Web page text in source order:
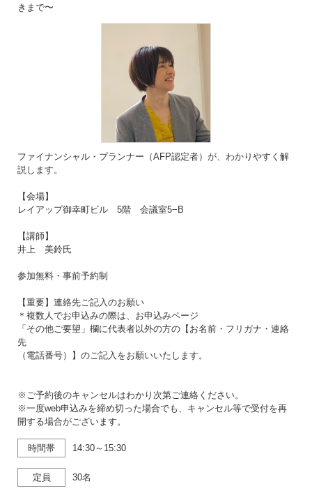
きまで〜
ファイナンシャル・プランナー（AFP認定者）が、わかりやすく解
説します。
【会場】
レイアップ御幸町ビル 5階 会議室5−B
【講師】
井上 美鈴氏
参加無料・事前予約制
【重要】連絡先ご記入のお願い
＊複数人でお申込みの際は、お申込みページ
「その他ご要望」欄に代表者以外の方の【お名前・フリガナ・連絡
先
（電話番号）】のご記入をお願いいたします。
※ご予約後のキャンセルはわかり次第ご連絡ください。
※一度web申込みを締め切った場合でも、キャンセル等で受付を再
開する場合がございます。
時間帯 14:30～15:30
定員 30名